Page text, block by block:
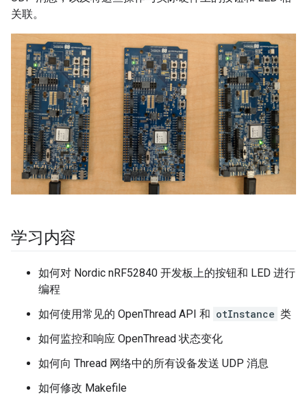
关联。
学习内容
如何对 Nordic nRF52840 开发板上的按钮和 LED 进行
编程
如何使用常见的 OpenThread API 和 otInstance 类
如何监控和响应 OpenThread 状态变化
如何向 Thread 网络中的所有设备发送 UDP 消息
如何修改 Makefile